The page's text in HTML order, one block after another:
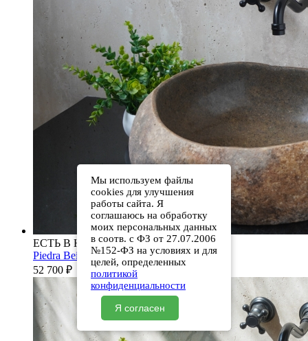
ЕСТЬ В НАЛИЧИИ
Piedra Beige S286 00501111613
52 700 ₽
Мы используем файлы
cookies для улучшения
работы сайта. Я
соглашаюсь на обработку
моих персональных данных
в соотв. с ФЗ от 27.07.2006
№152-ФЗ на условиях и для
целей, определенных
политикой
конфиденциальности
Я согласен